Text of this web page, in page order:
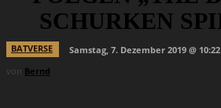
SCHURKEN
BATVERSE
Samstag, 7. Dezember 2019 @ 10:22
von Bernd